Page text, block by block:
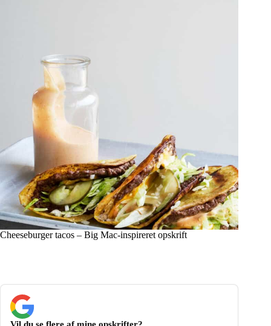
Cheeseburger tacos – Big Mac-inspireret opskrift
Vil du se flere af mine opskrifter?